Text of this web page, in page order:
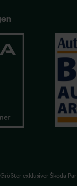
exklusiver Škoda